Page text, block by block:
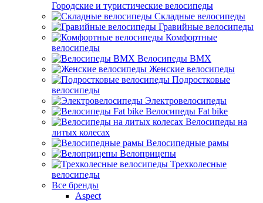
Городские и туристические велосипеды
Складные велосипеды
Гравийные велосипеды
Комфортные
велосипеды
Велосипеды BMX
Женские велосипеды
Подростковые
велосипеды
Электровелосипеды
Велосипеды Fat bike
Велосипеды на
литых колесах
Велосипедные рамы
Велоприцепы
Трехколесные
велосипеды
Все бренды
Aspect